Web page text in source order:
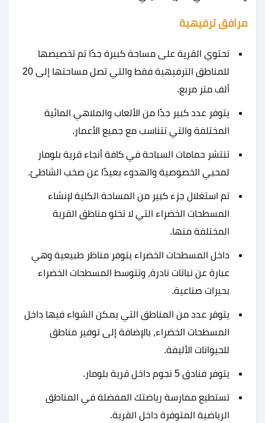
مرافق ترفيهية
تحتوي القرية على مساحة كبيرة جدًا تم تخصيصها
للمناطق الترفيهية فقط والتي تصل مساحتها إلى 20
ألف متر مربع.
يتوفر عدد كبير جدًا من الألعاب والملاهي المائية
المختلفة والتي تتناسب مع جميع الأعمار.
تنتشر حمامات السباحة في كافة أنجاء قرية بلومار
لمحبي الخصوصية والهدوء بعيدًا عن صخب الشاطئ.
تم استغلال جزء كبير من المساحة الكلية لإنشاء
المسطحات الخضراء التي لا تخلو مناطق القرية
المختلفة منها.
داخل المسطحات الخضراء يتوفر مناظر طبيعية وهي
عبارة عن نباتات نادرة، وتتوسط المسطحات الخضراء
بحيرات صناعية.
يتوفر عدد من المناطق التي يمكن الشواء فيها داخل
المسطحات الخضراء، بالإضافة إلى توفير مناطق
للحيوانات الأليفة.
يتوفر فنادق 5 نجوم داخل قرية بلومار.
تستطيع ممارسة رياضتك المفضلة في المناطق
الرياضية المتوفرة داخل القرية.